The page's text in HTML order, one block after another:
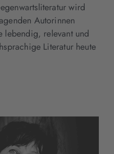
wird
Autorinnen
relevant und
Literatur heute